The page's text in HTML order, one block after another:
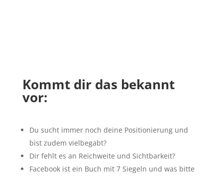
Kommt dir das bekannt
vor:
Du sucht immer noch deine Positionierung und
bist zudem vielbegabt?
Dir fehlt es an Reichweite und Sichtbarkeit?
Facebook ist ein Buch mit 7 Siegeln und was bitte